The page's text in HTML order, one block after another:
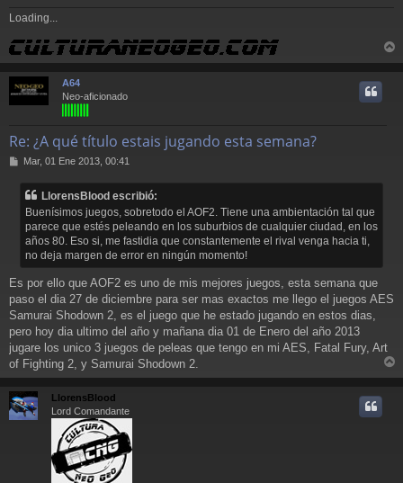
Loading...
r
A64
Neo-aficionado
Re: ¿A qué título estais jugando esta semana?
MMar, 01 Ene 2013, 00:41
LlorensBlood escribió:
Buenísimos juegos, sobretodo el AOF2. Tiene una ambientación tal que
parece que estés peleando en los suburbios de cualquier ciudad, en los
años 80. Eso si, me fastidia que constantemente el rival venga hacia ti,
no deja margen de error en ningún momento!
Es por ello que AOF2 es uno de mis mejores juegos, esta semana que
paso el dia 27 de diciembre para ser mas exactos me llego el juegos AES
Samurai Shodown 2, es el juego que he estado jugando en estos dias,
pero hoy dia ultimo del año y mañana dia 01 de Enero del año 2013
jugare los unico 3 juegos de peleas que tengo en mi AES, Fatal Fury, Art
of Fighting 2, y Samurai Shodown 2.
r
LlorensBlood
Lord Comandante